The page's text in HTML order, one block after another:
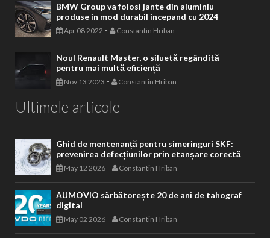
BMW Group va folosi jante din aluminiu
produse in mod durabil incepand cu 2024
Apr 08 2022 - Constantin Hriban
Noul Renault Master, o siluetă regândită
pentru mai multă eficiență
Nov 13 2023 - Constantin Hriban
Ultimele articole
Ghid de mentenanță pentru simeringuri SKF:
prevenirea defecțiunilor prin etanșare corectă
May 12 2026 - Constantin Hriban
AUMOVIO sărbătorește 20 de ani de tahograf
digital
May 02 2026 - Constantin Hriban